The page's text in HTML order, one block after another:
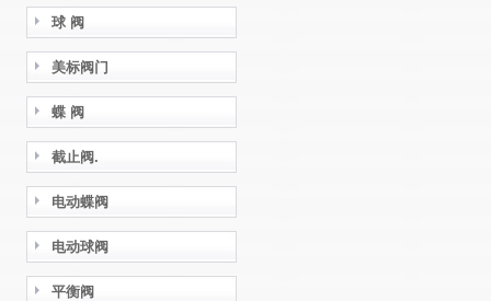
球 阀
美标阀门
蝶 阀
截止阀.
电动蝶阀
电动球阀
平衡阀